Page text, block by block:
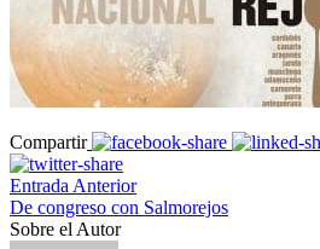
Compartir
Entrada Anterior
De congreso con Salmorejos
Sobre el Autor